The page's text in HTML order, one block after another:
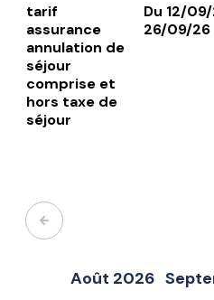
tarif
assurance
annulation de
séjour
comprise et
hors taxe de
séjour
Du 12/
26/09/26
Août 2026